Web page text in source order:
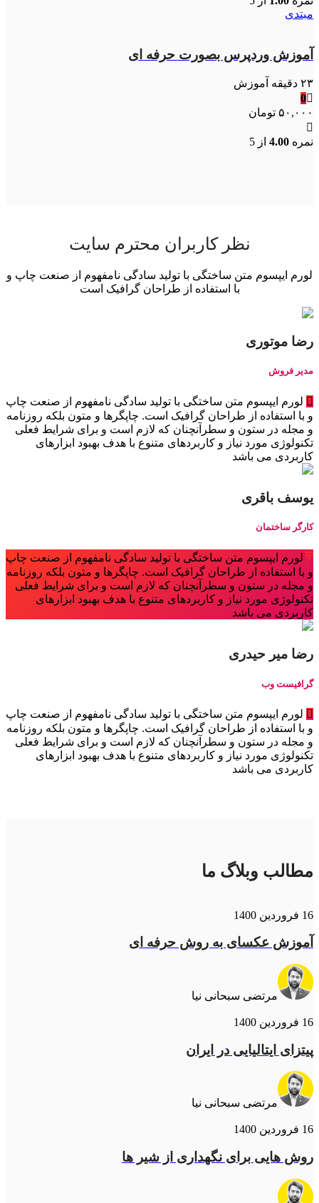
مبتدی
آموزش وردپرس بصورت حرفه ای
۲۳ دقیقه آموزش
0
۵۰,۰۰۰ تومان
نمره 4.00 از 5
نظر کاربران محترم سایت
لورم ایپسوم متن ساختگی با تولید سادگی نامفهوم از صنعت چاپ و
با استفاده از طراحان گرافیک است
رضا موتوری
مدیر فروش
لورم ایپسوم متن ساختگی با تولید سادگی نامفهوم از صنعت چاپ
و با استفاده از طراحان گرافیک است. چاپگرها و متون بلکه روزنامه
و مجله در ستون و سطرآنچنان که لازم است و برای شرایط فعلی
تکنولوژی مورد نیاز و کاربردهای متنوع با هدف بهبود ابزارهای
کاربردی می باشد
یوسف باقری
کارگر ساختمان
لورم ایپسوم متن ساختگی با تولید سادگی نامفهوم از صنعت چاپ
و با استفاده از طراحان گرافیک است. چاپگرها و متون بلکه روزنامه
و مجله در ستون و سطرآنچنان که لازم است و برای شرایط فعلی
تکنولوژی مورد نیاز و کاربردهای متنوع با هدف بهبود ابزارهای
کاربردی می باشد
رضا میر حیدری
گرافیست وب
لورم ایپسوم متن ساختگی با تولید سادگی نامفهوم از صنعت چاپ
و با استفاده از طراحان گرافیک است. چاپگرها و متون بلکه روزنامه
و مجله در ستون و سطرآنچنان که لازم است و برای شرایط فعلی
تکنولوژی مورد نیاز و کاربردهای متنوع با هدف بهبود ابزارهای
کاربردی می باشد
مطالب وبلاگ ما
16 فروردین 1400
آموزش عکسای به روش حرفه ای
مرتضی سبحانی نیا
16 فروردین 1400
پیتزای ایتالیایی در ایران
مرتضی سبحانی نیا
16 فروردین 1400
روش هایی برای نگهداری از شیر ها